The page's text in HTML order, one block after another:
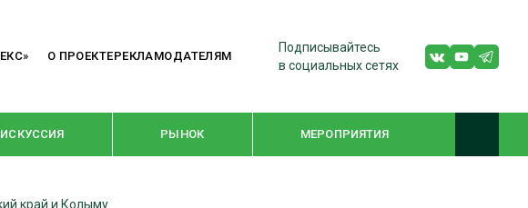
О ПРОЕКТЕРЕКЛАМОДАТЕЛЯМ
Подписывайтесь
в социальных сетях
РЫНОК МЕРОПРИЯТИЯ
край и Колыму